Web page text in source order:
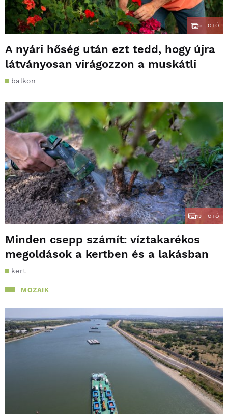
5 FOTÓ
A nyári hőség után ezt tedd, hogy újra
látványosan virágozzon a muskátli
balkon
13 FOTÓ
Minden csepp számít: víztakarékos
megoldások a kertben és a lakásban
kert
MOZAIK